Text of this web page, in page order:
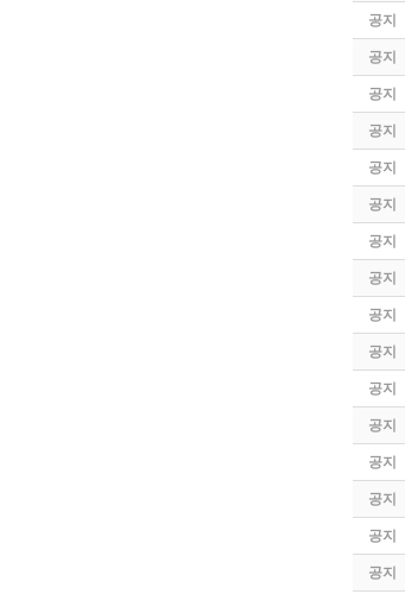
공지
공지
공지
공지
공지
공지
공지
공지
공지
공지
공지
공지
공지
공지
공지
공지